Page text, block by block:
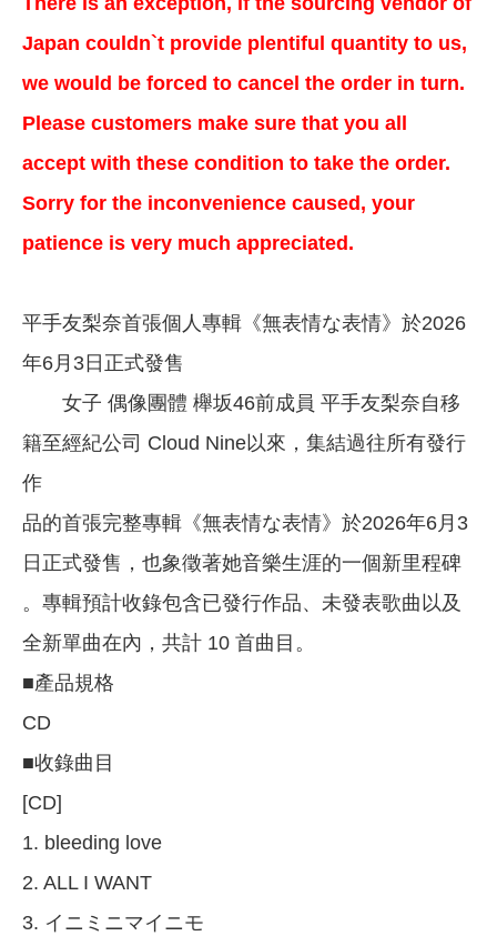
Japan couldn`t provide plentiful quantity to us,
we would be forced to cancel the order in turn.
Please customers make sure that you all
accept with these condition to take the order.
Sorry for the inconvenience caused, your
patience is very much appreciated.
平手友梨奈首張個人專輯《無表情な表情》於2026
年6月3日正式發售
女子 偶像團體 櫸坂46前成員 平手友梨奈自移
籍至經紀公司 Cloud Nine以來，集結過往所有發行
作
品的首張完整專輯《無表情な表情》於2026年6月3
日正式發售，也象徵著她音樂生涯的一個新里程碑
。專輯預計收錄包含已發行作品、未發表歌曲以及
全新單曲在內，共計 10 首曲目。
■產品規格
CD
■收錄曲目
[CD]
1. bleeding love
2. ALL I WANT
3. イニミニマイニモ